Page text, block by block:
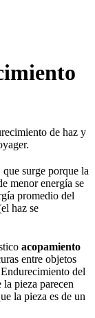
de haz y
surge porque la
menor energía se
promedio del
haz se
acopamiento
entre objetos
del
pieza parecen
la pieza es de un